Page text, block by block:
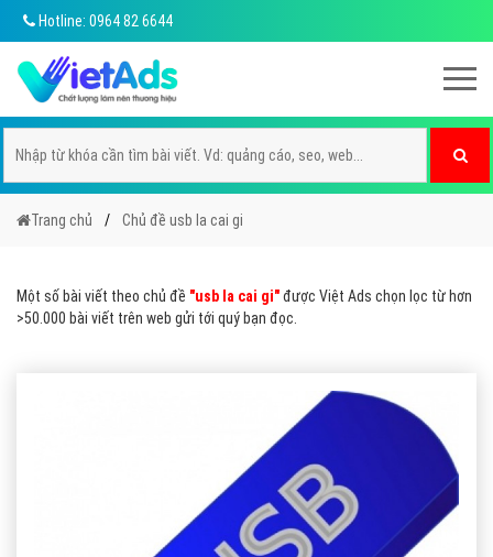
Hotline: 0964 82 6644
Trang chủ Chủ đề usb la cai gi
Một số bài viết theo chủ đề "usb la cai gi"được Việt Ads chọn lọc từ hơn
>50.000 bài viết trên web gửi tới quý bạn đọc.